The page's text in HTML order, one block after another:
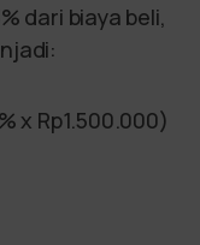
dari biaya beli,
x Rp1.500.000)